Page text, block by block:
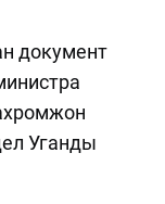
документ
Уганды